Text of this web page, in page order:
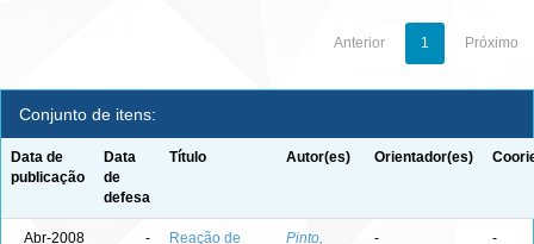
Anterior 1 Próximo
Conjunto de itens:
Data de
publicação
Data
de
defesa
Título Autor(es) Orientador(es)
Abr-2008 -
Reação de
Pinto,
- -